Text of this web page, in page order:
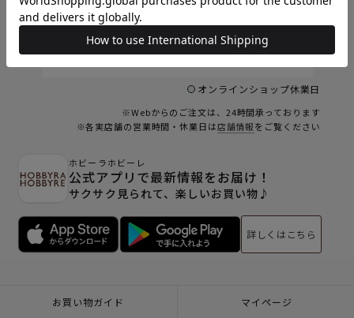
16
17 18 19 20 21
22
27 28
30
31
オンラインショップ休業日
※Webからのご注文は、24時間承っております
※各実店舗の営業時間・休業日は店舗情報をご覧ください
ホビーラホビーレ
公式アプリで最新情報をお届け！
サクサク見られて、楽しいお買い物♪
詳しくはこちら
お買い物ガイド マイページ